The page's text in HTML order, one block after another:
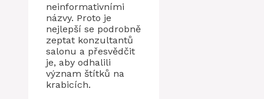
neinformativními
názvy. Proto je
nejlepší se podrobně
zeptat konzultantů
salonu a přesvědčit
je, aby odhalili
význam štítků na
krabicích.